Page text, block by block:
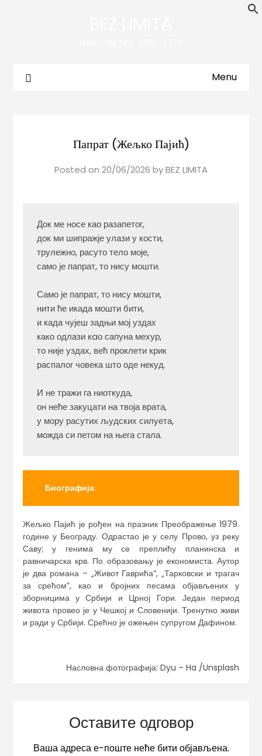
Menu
Папрат (Жељко Пајић)
Posted on 20/06/2026 byBEZ LIMITA
Док ме носе као разапетог,
док ми шипражје улази у кости,
трулежно, расуто тело моје,
само је папрат, то нису мошти.
Само је папрат, то нису мошти,
нити ће икада мошти бити,
и када чујеш задњи мој уздах
како одлази кaо сапуна мехур,
то није уздах, већ проклети крик
распалог човека што оде некуд.
И не тражи га ниоткуда,
он неће закуцати на твоја врата,
у мору расутих људских силуета,
можда си петом на њега стала.
Биографија:
Жељко Пајић је рођен на празник Преображење 1979.
године у Београду. Одрастао је у селу Прово, уз реку
Саву; у генима му се преплићу планинска и
равничарска крв. По образовању је економиста. Аутор
је два романа – „Живот Гаврића”, „Тарковски и трагач
за срећом”, као и бројних песама објављених у
зборницима у Србији и Црној Гори. Један период
живота провео је у Чешкој и Словенији. Тренутно живи
и ради у Србији. Срећно је ожењен супругом Дафином.
Насловна фотографија: Dyu – Ha /Unsplash
Оставите одговор
Ваша адреса е-поште неће бити објављена.